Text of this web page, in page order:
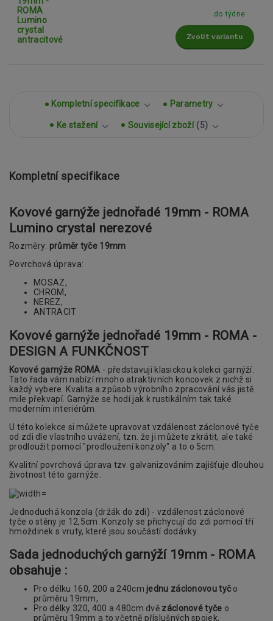
do týdne
Zvolit variantu
Kompletní specifikace Parametry
Ke stažení Související zboží 5
Kompletní specifikace
Kovové garnýže jednořadé 19mm - ROMA
Lumino crystal nerezové
Rozměry: průměr tyče 19mm
Povrchová úprava:
MOSAZ,
CHROM,
NEREZ,
ANTRACIT
Kovové garnýže jednořadé 19mm - ROMA -
DESIGN A FUNKČNOST
Kovové garnýže ROMA - představují klasickou kolekci garnýží.
Tato řada vám nabízí mnoho atraktivních koncovek z nichž si
každý vybere. Kvalita a způsob výrobního zpracování vás jistě
mile překvapí. Garnýže se hodí jak k rustikálním tak také
moderním interiérům.
U této kolekce si můžete upravovat vzdálenost záclonové tyče
od zdi dle vlastního uvážení, tzn. že ji můžete zkrátit, ale také
prodloužit pomocí "prodloužení konzoly" a to o 5cm.
Kvalitní povrchová úprava tzv. galvanizováním zajišťuje dlouhou
životnost této garnýže.
Jednoduchá konzola (držák do zdi) - vzdálenost záclonové
tyče o stěny je 12,5cm. Konzoly se přichycují do zdi pomocí tří
hmoždinek s vruty, které jsou součástí dodávky.
Sada jednoduchých garnýží 19mm - ROMA
obsahuje :
Pro délku 160, 200 a 240cm jednu záclonovou tyčo
průměru 19mm,
Pro délky 320, 400 a 480cm dvě záclonové tyče o
průměru 19mm a to včetně příslušných spojek,